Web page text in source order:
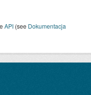
API (see Dokumentacja